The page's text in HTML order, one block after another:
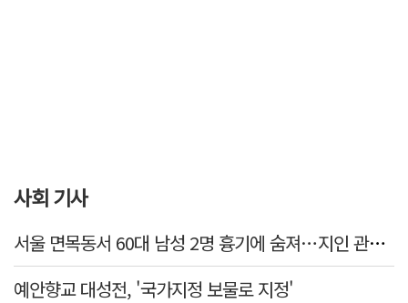
사회 기사
서울 면목동서 60대 남성 2명 흉기에 숨져…지인 관계로 추정
예안향교 대성전, '국가지정 보물로 지정'